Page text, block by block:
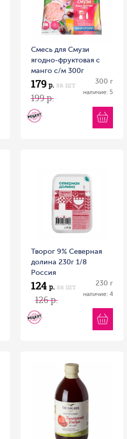
Смесь для Смузи
ягодно-фруктовая с
манго с/м 300г
Витамин
179 р. за шт
199 р.
300 г
наличие: 5
Творог 9% Северная
долина 230г 1/8
Россия
124 р. за шт
126 р.
230 г
наличие: 4